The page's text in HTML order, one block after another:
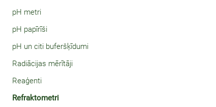
pH metri
pH papīrīši
pH un citi buferšķīdumi
Radiācijas mērītāji
Reaģenti
Refraktometri